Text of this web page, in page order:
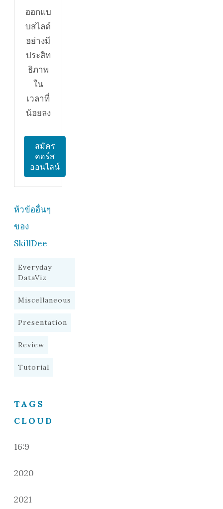
ออกแบ
บสไลด์
อย่างมี
ประสิท
ธิภาพ
ใน
เวลาที่
น้อยลง
สมัคร
คอร์ส
ออนไลน์
ห้วข้ออื่นๆ
ของ
SkillDee
Everyday
DataViz
Miscellaneous
Presentation
Review
Tutorial
TAGS
CLOUD
16:9
2020
2021